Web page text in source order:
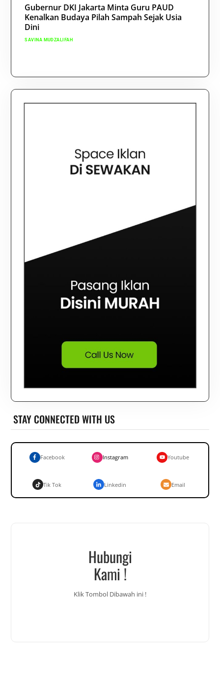
Gubernur DKI Jakarta Minta Guru PAUD
Kenalkan Budaya Pilah Sampah Sejak Usia
Dini
SAVINA MUDZALIFAH
STAY CONNECTED WITH US
Facebook Instagram Youtube
Tik Tok Linkedin Email
Hubungi
Kami !
Klik Tombol Dibawah ini !